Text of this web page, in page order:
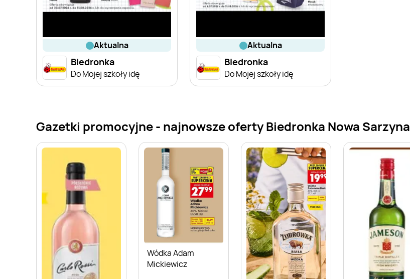
aktualna
Biedronka
Do Mojej szkoły idę
aktualna
Biedronka
Do Mojej szkoły idę
Gazetki promocyjne - najnowsze oferty Biedronka Nowa Sarzyna
Wódka Adam
Mickiewicz